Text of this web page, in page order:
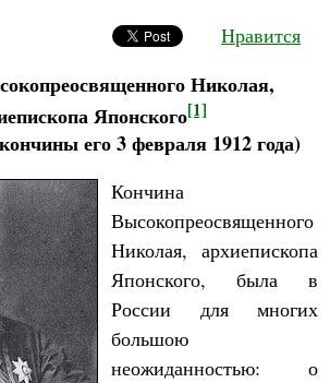
Нравится
Николая,
Японского[1]
его 3 февраля 1912 года)
Кончина
Высокопреосвященного
Николая, архиепископа
Японского, была в
России для многих
большою
неожиданностью: о